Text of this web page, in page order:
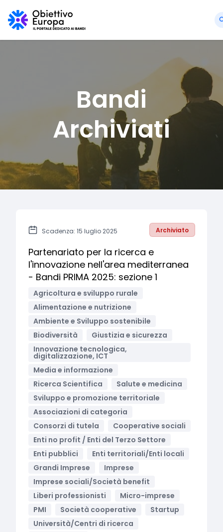
Bandi
Archiviati
Scadenza: 15 luglio 2025 Archiviato
Partenariato per la ricerca e
l'innovazione nell'area mediterranea
- Bandi PRIMA 2025: sezione 1
Agricoltura e sviluppo rurale
Alimentazione e nutrizione
Ambiente e Sviluppo sostenibile
Biodiversità
Giustizia e sicurezza
Innovazione tecnologica,
digitalizzazione, ICT
Media e informazione
Ricerca Scientifica
Salute e medicina
Sviluppo e promozione territoriale
Associazioni di categoria
Consorzi di tutela
Cooperative sociali
Enti no profit / Enti del Terzo Settore
Enti pubblici
Enti territoriali/Enti locali
Grandi Imprese
Imprese
Imprese sociali/Società benefit
Liberi professionisti
Micro-imprese
PMI
Società cooperative
Startup
Università/Centri di ricerca